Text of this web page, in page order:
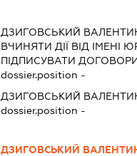
ДЗИГОВСЬКИЙ
ВЧИНЯТИ ДІЇ ВІД ІМЕНІ
ПІДПИСУВАТИ
dossier.position -
ДЗИГОВСЬКИЙ
dossier.position -
ДЗИГОВСЬКИЙ